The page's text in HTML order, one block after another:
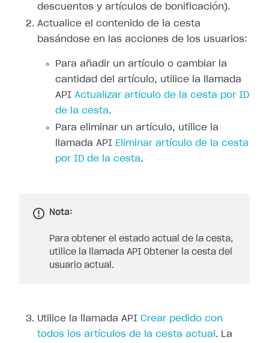
descuentos y artículos de bonificación).
Actualice el contenido de la cesta
basándose en las acciones de los usuarios:
Para añadir un artículo o cambiar la
cantidad del artículo, utilice la llamada
API Actualizar artículo de la cesta por ID
de la cesta.
Para eliminar un artículo, utilice la
llamada API Eliminar artículo de la cesta
por ID de la cesta.
Nota:
Para obtener el estado actual de la cesta,
utilice la llamada API Obtener la cesta del
usuario actual.
Utilice la llamada API Crear pedido con
todos los artículos de la cesta actual . La